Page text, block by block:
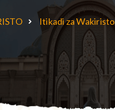
Itikadi za Wakiristo